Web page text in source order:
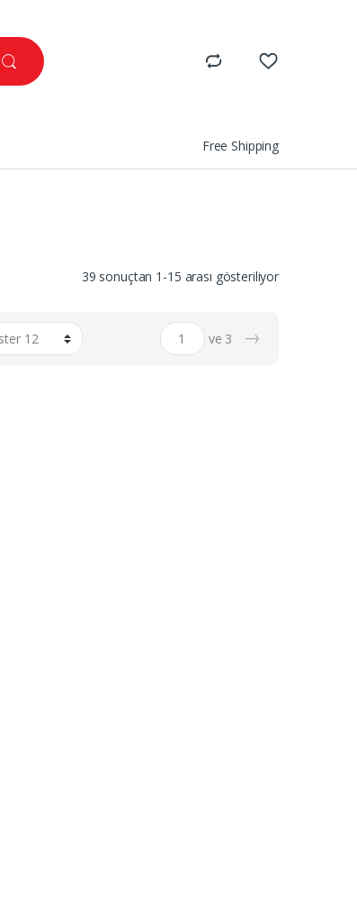
Free Shipping
39 sonuçtan 1-15 arası gösteriliyorPopülerliğe
ve 3
→